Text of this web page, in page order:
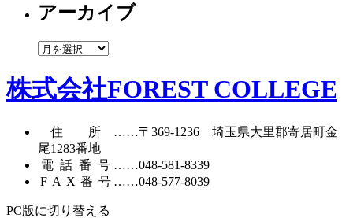
ゴ
ー
アーカイブ
ア
カ
イ
株式会社FOREST COLLEGE
住所……〒369-1236 埼玉県大里郡寄居町金
尾1283番地
電話番号……048-581-8339
FAX番号……048-577-8039
PC版に切り替える